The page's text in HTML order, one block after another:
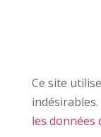
Ce site
indésirables.
les données